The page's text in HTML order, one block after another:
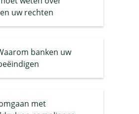
uw rechten
banken uw
met